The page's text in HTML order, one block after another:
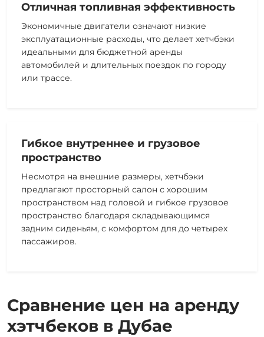
Отличная топливная эффективность
Экономичные двигатели означают низкие
эксплуатационные расходы, что делает хетчбэки
идеальными для бюджетной аренды
автомобилей и длительных поездок по городу
или трассе.
Гибкое внутреннее и грузовое
пространство
Несмотря на внешние размеры, хетчбэки
предлагают просторный салон с хорошим
пространством над головой и гибкое грузовое
пространство благодаря складывающимся
задним сиденьям, с комфортом для до четырех
пассажиров.
Сравнение цен на аренду
хэтчбеков в Дубае